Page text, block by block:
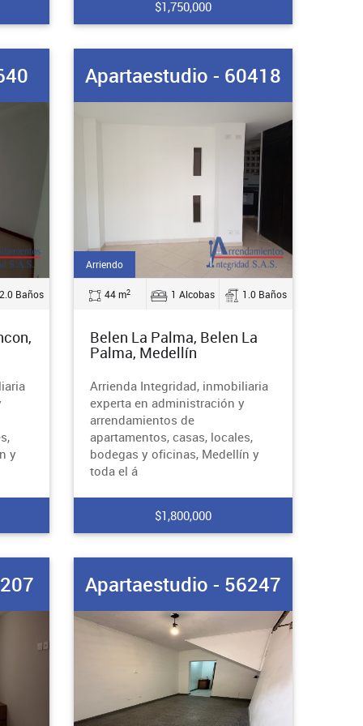
$1,750,000
2.0 Baños
y
Apartaestudio - 60418
Arriendo
44 m2 1 Alcobas 1.0 Baños
Belen La Palma, Belen La
Palma, Medellín
Arrienda Integridad, inmobiliaria
experta en administración y
arrendamientos de
apartamentos, casas, locales,
bodegas y oficinas, Medellín y
toda el á
$1,800,000
Apartaestudio - 56247